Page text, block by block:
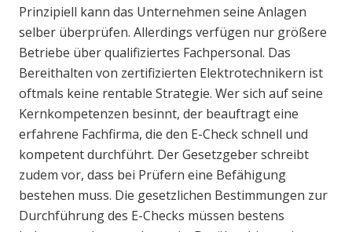
Prinzipiell kann das Unternehmen seine Anlagen
selber überprüfen. Allerdings verfügen nur größere
Betriebe über qualifiziertes Fachpersonal. Das
Bereithalten von zertifizierten Elektrotechnikern ist
oftmals keine rentable Strategie. Wer sich auf seine
Kernkompetenzen besinnt, der beauftragt eine
erfahrene Fachfirma, die den E-Check schnell und
kompetent durchführt. Der Gesetzgeber schreibt
zudem vor, dass bei Prüfern eine Befähigung
bestehen muss. Die gesetzlichen Bestimmungen zur
Durchführung des E-Checks müssen bestens